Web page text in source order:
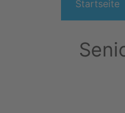
Startseite